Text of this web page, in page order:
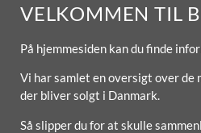
VELKOMMEN TIL
På hjemmesiden kan du finde
Vi har samlet en oversigt over
der bliver solgt i Danmark.
Så slipper du for at skulle